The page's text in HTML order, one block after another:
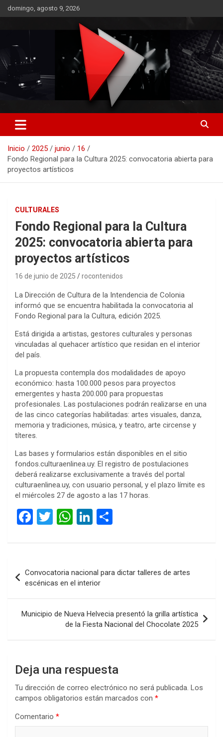
Saltar
al
domingo, agosto 9, 2026
RO CONTENIDOS
Inicio 2025 junio
16
Fondo Regional para la Cultura 2025: convocatoria abierta para
proyectos artísticos
CULTURALES
Fondo Regional para la Cultura
2025: convocatoria abierta para
proyectos artísticos
16 de junio de 2025 rocontenidos
La Dirección de Cultura de la Intendencia de Colonia
informó que se encuentra habilitada la convocatoria al
Fondo Regional para la Cultura, edición 2025.
Está dirigida a artistas, gestores culturales y personas
vinculadas al quehacer artístico que residan en el interior
del país.
La propuesta contempla dos modalidades de apoyo
económico: hasta 100.000 pesos para proyectos
emergentes y hasta 200.000 para propuestas
profesionales. Las postulaciones podrán realizarse en una
de las cinco categorías habilitadas: artes visuales, danza,
memoria y tradiciones, música, y teatro, arte circense y
títeres.
Las bases y formularios están disponibles en el sitio
fondos.culturaenlinea.uy. El registro de postulaciones
deberá realizarse exclusivamente a través del portal
culturaenlinea.uy, con usuario personal, y el plazo límite es
el miércoles 27 de agosto a las 17 horas.
F
ce
o
o
k
T
tt
W
at
A
p
p
Li
ke
n
m
ar
tir
de
entradas
Convocatoria nacional para dictar talleres de artes
escénicas en el interior
Municipio de Nueva Helvecia presentó la grilla artística
de la Fiesta Nacional del Chocolate 2025
Deja una respuesta
Tu dirección de correo electrónico no será publicada. Los
campos obligatorios están marcados con *
Comentario *